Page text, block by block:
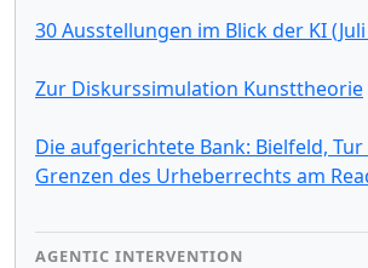
30 Ausstellungen im Blick der KI
Zur Diskurssimulation Kunsttheorie
Die aufgerichtete Bank: Bielfeld,
Grenzen des Urheberrechts am
AGENTIC INTERVENTION